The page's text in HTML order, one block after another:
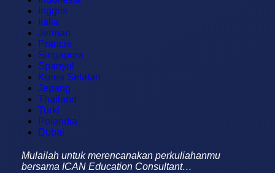
Inggris
Italia
Jerman
Prancis
Singapura
Spanyol
Korea Selatan
Jepang
Thailand
Turki
Polandia
Dubai
Mulailah untuk merencanakan perkuliahanmu
bersama ICAN Education Consultant…